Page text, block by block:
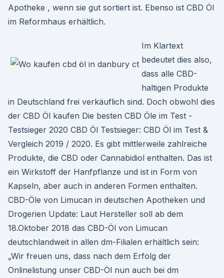
Apotheke , wenn sie gut sortiert ist. Ebenso ist CBD Öl
im Reformhaus erhältlich.
Im Klartext
bedeutet dies also,
dass alle CBD-
haltigen Produkte
in Deutschland frei verkäuflich sind. Doch obwohl dies
der CBD Öl kaufen Die besten CBD Öle im Test -
Testsieger 2020 CBD Öl Testsieger: CBD Öl im Test &
Vergleich 2019 / 2020. Es gibt mittlerweile zahlreiche
Produkte, die CBD oder Cannabidiol enthalten. Das ist
ein Wirkstoff der Hanfpflanze und ist in Form von
Kapseln, aber auch in anderen Formen enthalten.
CBD-Öle von Limucan in deutschen Apotheken und
Drogerien Update: Laut Hersteller soll ab dem
18.Oktober 2018 das CBD-Öl von Limucan
deutschlandweit in allen dm-Filialen erhältlich sein:
„Wir freuen uns, dass nach dem Erfolg der
Onlinelistung unser CBD-Öl nun auch bei dm